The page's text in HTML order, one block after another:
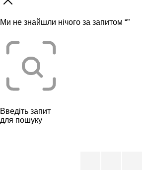
Ми не знайшли нічого за запитом “”
Введіть запит
для пошуку